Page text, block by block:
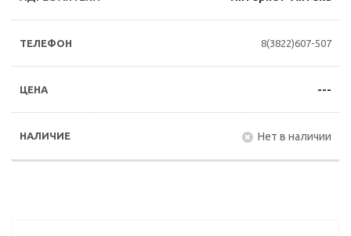
8(3822)607-507
---
Нет в наличии